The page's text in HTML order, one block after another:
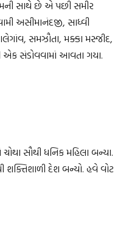
સાથે છે એ પછી સમીર
અસીમાનંદજી, સાધ્વી
સમઝૌતા, મક્કા મસ્જીદ,
સંડોવવામાં આવતા ગયા.
ચોથા સૌથી ધનિક મહિલા બન્યા.
શક્તિશાળી દેશ બન્યો. હવે વોટ